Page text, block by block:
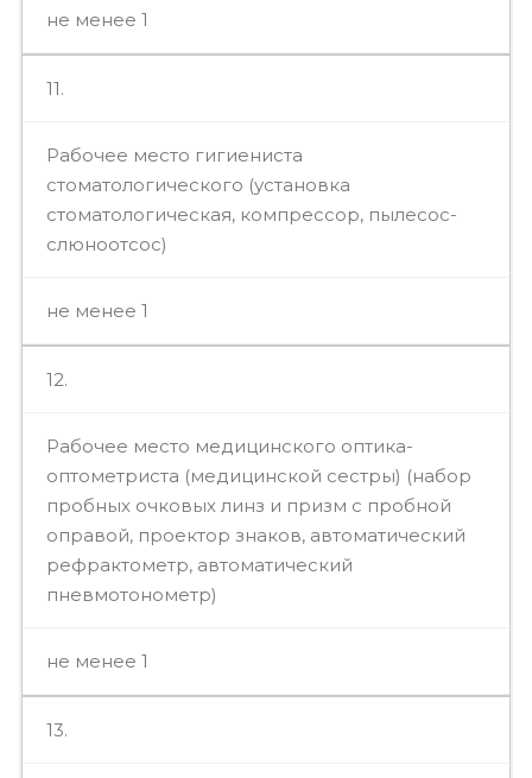
не менее 1
11.
Рабочее место гигиениста
стоматологического (установка
стоматологическая, компрессор, пылесос-
слюноотсос)
не менее 1
12.
Рабочее место медицинского оптика-
оптометриста (медицинской сестры) (набор
пробных очковых линз и призм с пробной
оправой, проектор знаков, автоматический
рефрактометр, автоматический
пневмотонометр)
не менее 1
13.